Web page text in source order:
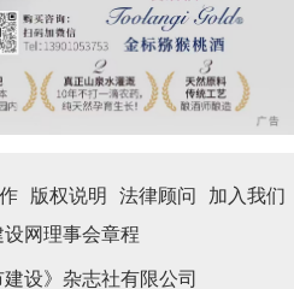
版权说明 法律顾问
加入我们
网理事会章程
设》杂志社有限公司